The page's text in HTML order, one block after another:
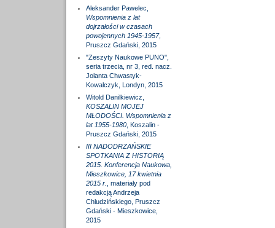
Aleksander Pawelec,
Wspomnienia z lat
dojrzałości w czasach
powojennych 1945-1957,
Pruszcz Gdański, 2015
"Zeszyty Naukowe PUNO",
seria trzecia, nr 3, red. nacz.
Jolanta Chwastyk-
Kowalczyk, Londyn, 2015
Witold Danilkiewicz,
KOSZALIN MOJEJ
MŁODOŚCI. Wspomnienia z
lat 1955-1980, Koszalin -
Pruszcz Gdański, 2015
III NADODRZAŃSKIE
SPOTKANIA Z HISTORIĄ
2015. Konferencja Naukowa,
Mieszkowice, 17 kwietnia
2015 r.
, materiały pod
redakcją Andrzeja
Chludzińskiego, Pruszcz
Gdański - Mieszkowice,
2015